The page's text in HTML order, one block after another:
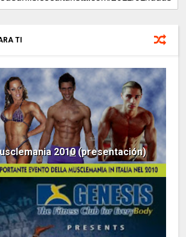
TI
2010 (presentación)